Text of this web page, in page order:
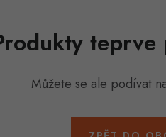
teprve
Můžete se ale podívat